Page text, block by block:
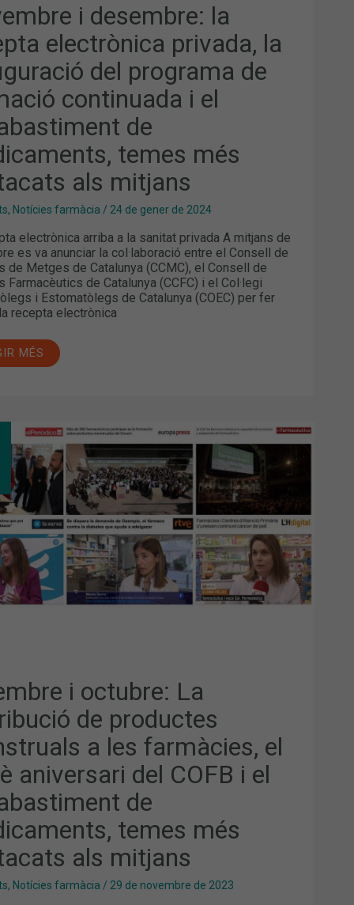
i desembre: la
electrònica privada, la
del programa de
continuada i el
de
temes més
als mitjans
, Notícies farmàcia / 24 de gener de 2024
electrònica arriba a la sanitat privada A mitjans de
es va anunciar la col·laboració entre el Consell de
de Metges de Catalunya (CCMC), el Consell de
Farmacèutics de Catalunya (CCFC) i el Col·legi
i Estomatòlegs de Catalunya (COEC) per fer
recepta electrònica
MÉS
i octubre: La
de productes
a les farmàcies, el
aniversari del COFB i el
de
temes més
als mitjans
, Notícies farmàcia / 29 de novembre de 2023